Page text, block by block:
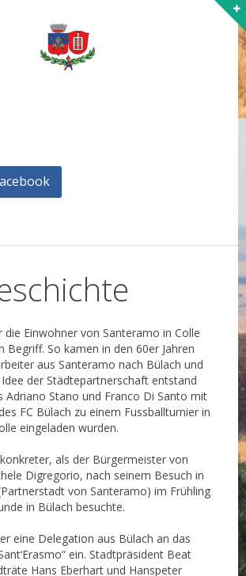
die Einwohner von Santeramo in Colle
Begriff. So kamen in den 60er Jahren
aus Santeramo nach Bülach und
der Städtepartnerschaft entstand
Adriano Stano und Franco Di Santo mit
FC Bülach zu einem Fussballturnier in
eingeladen wurden.
als der Bürgermeister von
Digregorio, nach seinem Besuch in
von Santeramo) im Frühling
in Bülach besuchte.
eine Delegation aus Bülach an das
ein. Stadtpräsident Beat
Hans Eberhart und Hanspeter